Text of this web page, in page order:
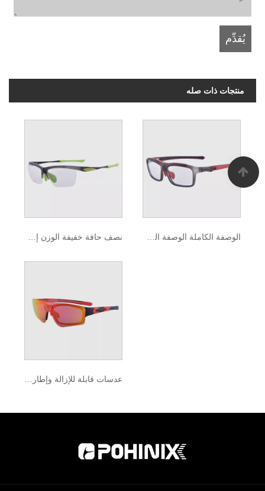
منتجات ذات صله
الوصفة الكاملة الوصفة الرياضية الإطارات البصرية